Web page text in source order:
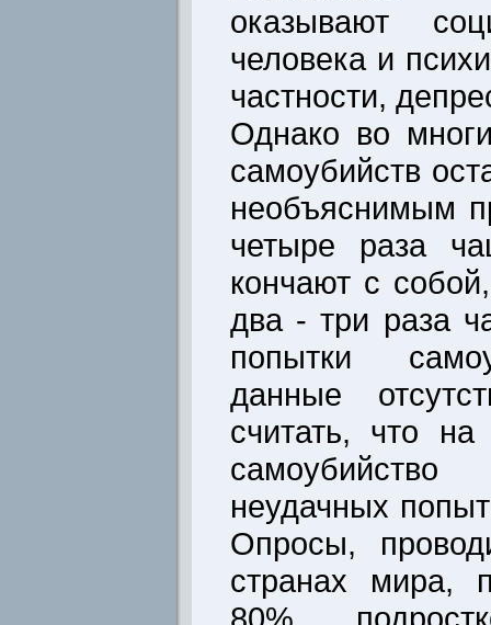
оказывают
человека и
частности,
Однако во
самоубийств
необъяснимым
четыре раза
кончают с
два - три раза
попытки
данные
считать, что
неудачных
Опросы,
странах мира,